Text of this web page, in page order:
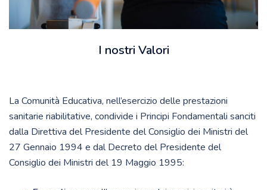
I nostri Valori
La Comunità Educativa, nell’esercizio delle prestazioni
sanitarie riabilitative, condivide i Principi Fondamentali sanciti
dalla Direttiva del Presidente del Consiglio dei Ministri del
27 Gennaio 1994 e dal Decreto del Presidente del
Consiglio dei Ministri del 19 Maggio 1995: